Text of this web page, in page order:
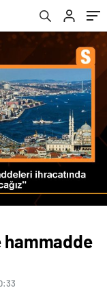
hammadde